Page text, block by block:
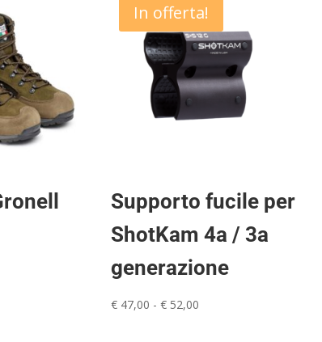
In offerta!
Supporto fucile per
ShotKam 4a / 3a
generazione
€ 47,00 - € 52,00